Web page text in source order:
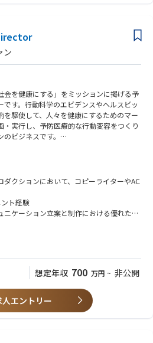
点での意思決定・思考ができる
ンサイトを理解し、プロダクト改善に取り
バランス良く理解した状況判断力
巻き込み合意&調整ができる
(プロジェクトを自走できる能力）
ン
会を健康にする」をミッションに掲げる予
す。行動科学のエビデンスやヘルスビッ
を駆使して、人々を健康にするためのマー
・実行し、予防医療的な行動変容をつくり
ビジネスです。
療サービスに簡単にアクセスできる素晴
。しかし、40-74歳の日本人の約半分が
では糖尿病が強く疑われる人々が約20％近
の人々が糖尿病の治療を全く行ってい
療サービスが適切なタイミングで十分に
の医療費高騰に抑制の目途が立たないこ
の予防医療の課題を“行動変容”で解決で
出す技術を武器にその解決に取り組んでい
拡充を加速させるフェーズにきています。
ダクションにおいて、コピーライターやAC
ト経験
ニケーション立案と制作における優れた実
可能な方
へのデザインディレクション等、優れた
ィレクションのスキル
る方
想定年収 700 万円 ~ 非公開
人エントリー